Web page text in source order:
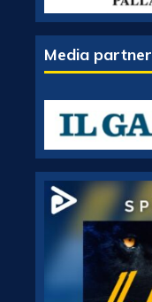
Media partner